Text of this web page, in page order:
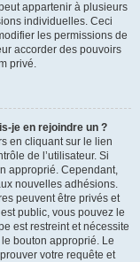
appartenir à plusieurs
individuelles. Ceci
les permissions de
accorder des pouvoirs
privé.
je en rejoindre un ?
en cliquant sur le lien
de l’utilisateur. Si
approprié. Cependant,
nouvelles adhésions.
peuvent être privés et
public, vous pouvez le
est restreint et nécessite
bouton approprié. Le
votre requête et